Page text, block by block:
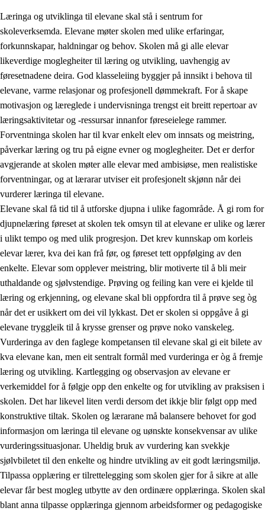
3. Prinsipp for praksisen i skolen
3.1 Eit inkluderande læringsmiljø
3.2 Undervisning og tilpassa opplæring
3.3 Samarbeid mellom heim og skole
3.4 Opplæring i lærebedrift og arbeidsliv
3.5 Profesjonsfellesskap og skoleutvikling
Læringa og utviklinga til elevane skal stå i sentrum for
skoleverksemda. Elevane møter skolen med ulike erfaringar,
forkunnskapar, haldningar og behov. Skolen må gi alle elevar
likeverdige moglegheiter til læring og utvikling, uavhengig av
føresetnadene deira. God klasseleiing byggjer på innsikt i behova til
elevane, varme relasjonar og profesjonell dømmekraft. For å skape
motivasjon og læreglede i undervisninga trengst eit breitt repertoar av
læringsaktivitetar og -ressursar innanfor føreseielege rammer.
Forventninga skolen har til kvar enkelt elev om innsats og meistring,
påverkar læring og tru på eigne evner og moglegheiter. Det er derfor
avgjerande at skolen møter alle elevar med ambisiøse, men realistiske
forventningar, og at lærarar utviser eit profesjonelt skjønn når dei
vurderer læringa til elevane.
Elevane skal få tid til å utforske djupna i ulike fagområde. Å gi rom for
djupnelæring føreset at skolen tek omsyn til at elevane er ulike og lærer
i ulikt tempo og med ulik progresjon. Det krev kunnskap om korleis
elevar lærer, kva dei kan frå før, og føreset tett oppfølging av den
enkelte. Elevar som opplever meistring, blir motiverte til å bli meir
uthaldande og sjølvstendige. Prøving og feiling kan vere ei kjelde til
læring og erkjenning, og elevane skal bli oppfordra til å prøve seg òg
når det er usikkert om dei vil lykkast. Det er skolen si oppgåve å gi
elevane tryggleik til å krysse grenser og prøve noko vanskeleg.
Vurderinga av den faglege kompetansen til elevane skal gi eit bilete av
kva elevane kan, men eit sentralt formål med vurderinga er òg å fremje
læring og utvikling. Kartlegging og observasjon av elevane er
verkemiddel for å følgje opp den enkelte og for utvikling av praksisen i
skolen. Det har likevel liten verdi dersom det ikkje blir følgt opp med
konstruktive tiltak. Skolen og lærarane må balansere behovet for god
informasjon om læringa til elevane og uønskte konsekvensar av ulike
vurderingssituasjonar. Uheldig bruk av vurdering kan svekkje
sjølvbiletet til den enkelte og hindre utvikling av eit godt læringsmiljø.
Tilpassa opplæring er tilrettelegging som skolen gjer for å sikre at alle
elevar får best mogleg utbytte av den ordinære opplæringa. Skolen skal
blant anna tilpasse opplæringa gjennom arbeidsformer og pedagogiske